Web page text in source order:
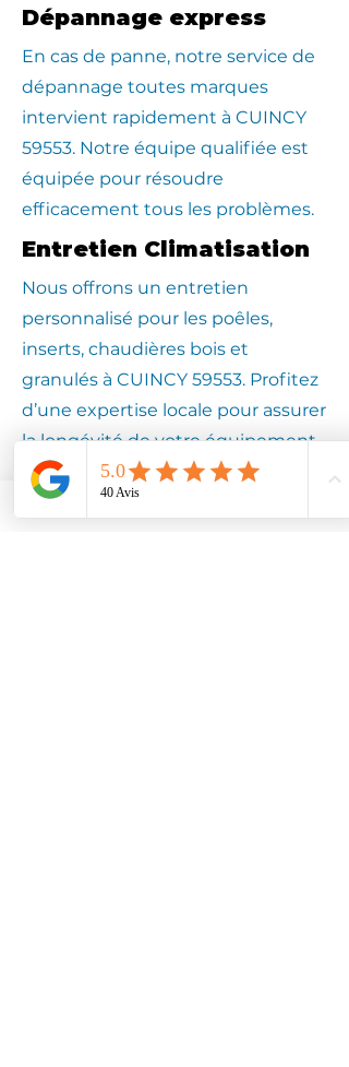
Dépannage express
En cas de panne, notre service de
dépannage toutes marques
intervient rapidement à CUINCY
59553. Notre équipe qualifiée est
équipée pour résoudre
efficacement tous les problèmes.
Entretien Climatisation
Nous offrons un entretien
personnalisé pour les poêles,
inserts, chaudières bois et
granulés à CUINCY 59553. Profitez
d’une expertise locale pour assurer
la longévité de votre équipement.